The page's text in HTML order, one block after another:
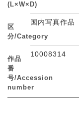
(L×W×D)
区
分/Category
国内写真作品
作品
番
号/Accession
number
10008314